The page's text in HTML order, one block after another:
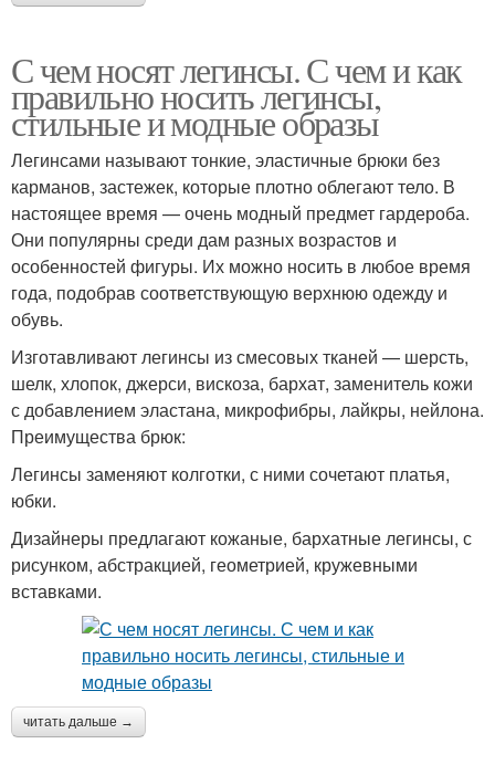
С чем носят легинсы. С чем и как
правильно носить легинсы,
стильные и модные образы
Легинсами называют тонкие, эластичные брюки без
карманов, застежек, которые плотно облегают тело. В
настоящее время — очень модный предмет гардероба.
Они популярны среди дам разных возрастов и
особенностей фигуры. Их можно носить в любое время
года, подобрав соответствующую верхнюю одежду и
обувь.
Изготавливают легинсы из смесовых тканей — шерсть,
шелк, хлопок, джерси, вискоза, бархат, заменитель кожи
с добавлением эластана, микрофибры, лайкры, нейлона.
Преимущества брюк:
Легинсы заменяют колготки, с ними сочетают платья,
юбки.
Дизайнеры предлагают кожаные, бархатные легинсы, с
рисунком, абстракцией, геометрией, кружевными
вставками.
читать дальше →